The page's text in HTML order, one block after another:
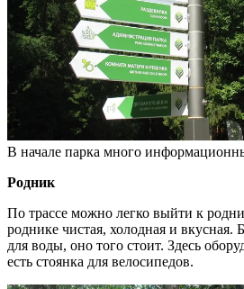
В начале парка много
Родник
По трассе можно легко выйти к
роднике чистая, холодная и вкусная.
для воды, оно того стоит. Здесь
есть стоянка для велосипедов.